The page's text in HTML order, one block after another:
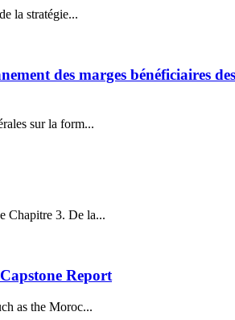
la stratégie...
des marges bénéficiaires
sur la form...
Chapitre 3. De la...
Report
as the Moroc...